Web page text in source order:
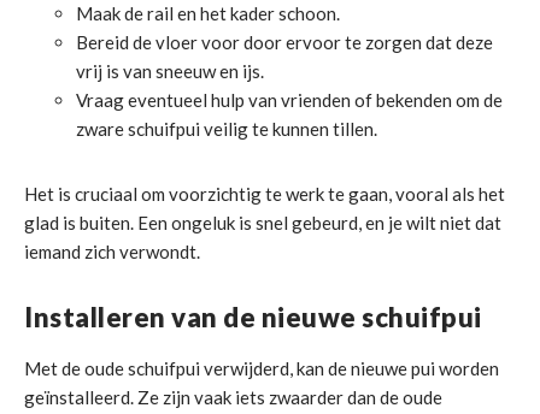
Maak de rail en het kader schoon.
Bereid de vloer voor door ervoor te zorgen dat deze
vrij is van sneeuw en ijs.
Vraag eventueel hulp van vrienden of bekenden om de
zware schuifpui veilig te kunnen tillen.
Het is cruciaal om voorzichtig te werk te gaan, vooral als het
glad is buiten. Een ongeluk is snel gebeurd, en je wilt niet dat
iemand zich verwondt.
Installeren van de nieuwe schuifpui
Met de oude schuifpui verwijderd, kan de nieuwe pui worden
geïnstalleerd. Ze zijn vaak iets zwaarder dan de oude